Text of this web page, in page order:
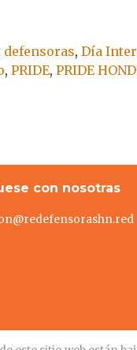
defensoras, Día
, PRIDE, PRIDE
con nosotras